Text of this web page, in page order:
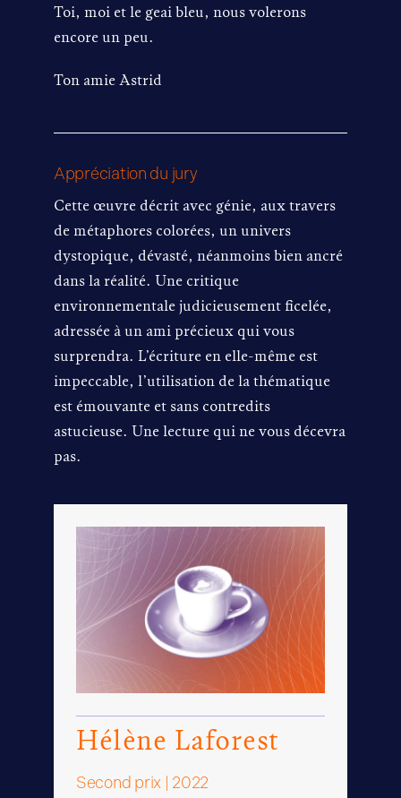
Toi, moi et le geai bleu, nous volerons
encore un peu.
Ton amie Astrid
Appréciation du jury
Cette œuvre décrit avec génie, aux travers
de métaphores colorées, un univers
dystopique, dévasté, néanmoins bien ancré
dans la réalité. Une critique
environnementale judicieusement ficelée,
adressée à un ami précieux qui vous
surprendra. L’écriture en elle-même est
impeccable, l’utilisation de la thématique
est émouvante et sans contredits
astucieuse. Une lecture qui ne vous décevra
pas.
Hélène Laforest
Second prix | 2022